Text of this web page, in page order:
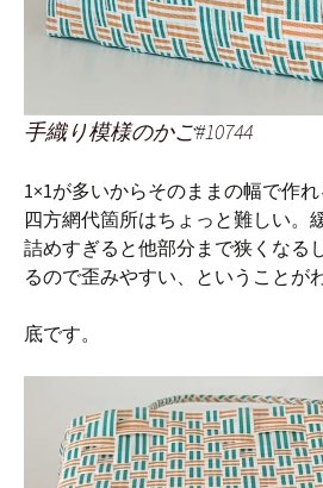
手織り模様のかご#10744
1×1が多いからそのままの幅で作れ
四方網代箇所はちょっと難しい。
詰めすぎると他部分まで狭くなる
るので歪みやすい、ということが
底です。